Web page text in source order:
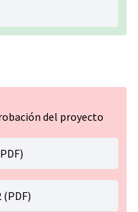
del proyecto